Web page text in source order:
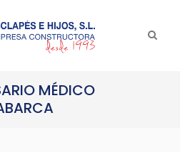
MÉDICO